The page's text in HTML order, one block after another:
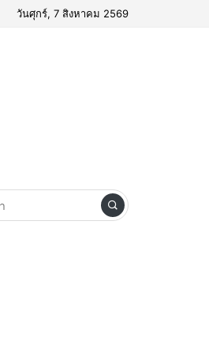
วันศุกร์, 7 สิงหาคม 2569